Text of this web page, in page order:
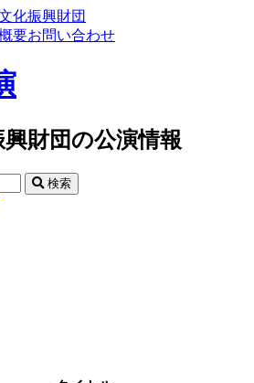
化振興財団
要お問い合わせ
興財団の公演情報
検索